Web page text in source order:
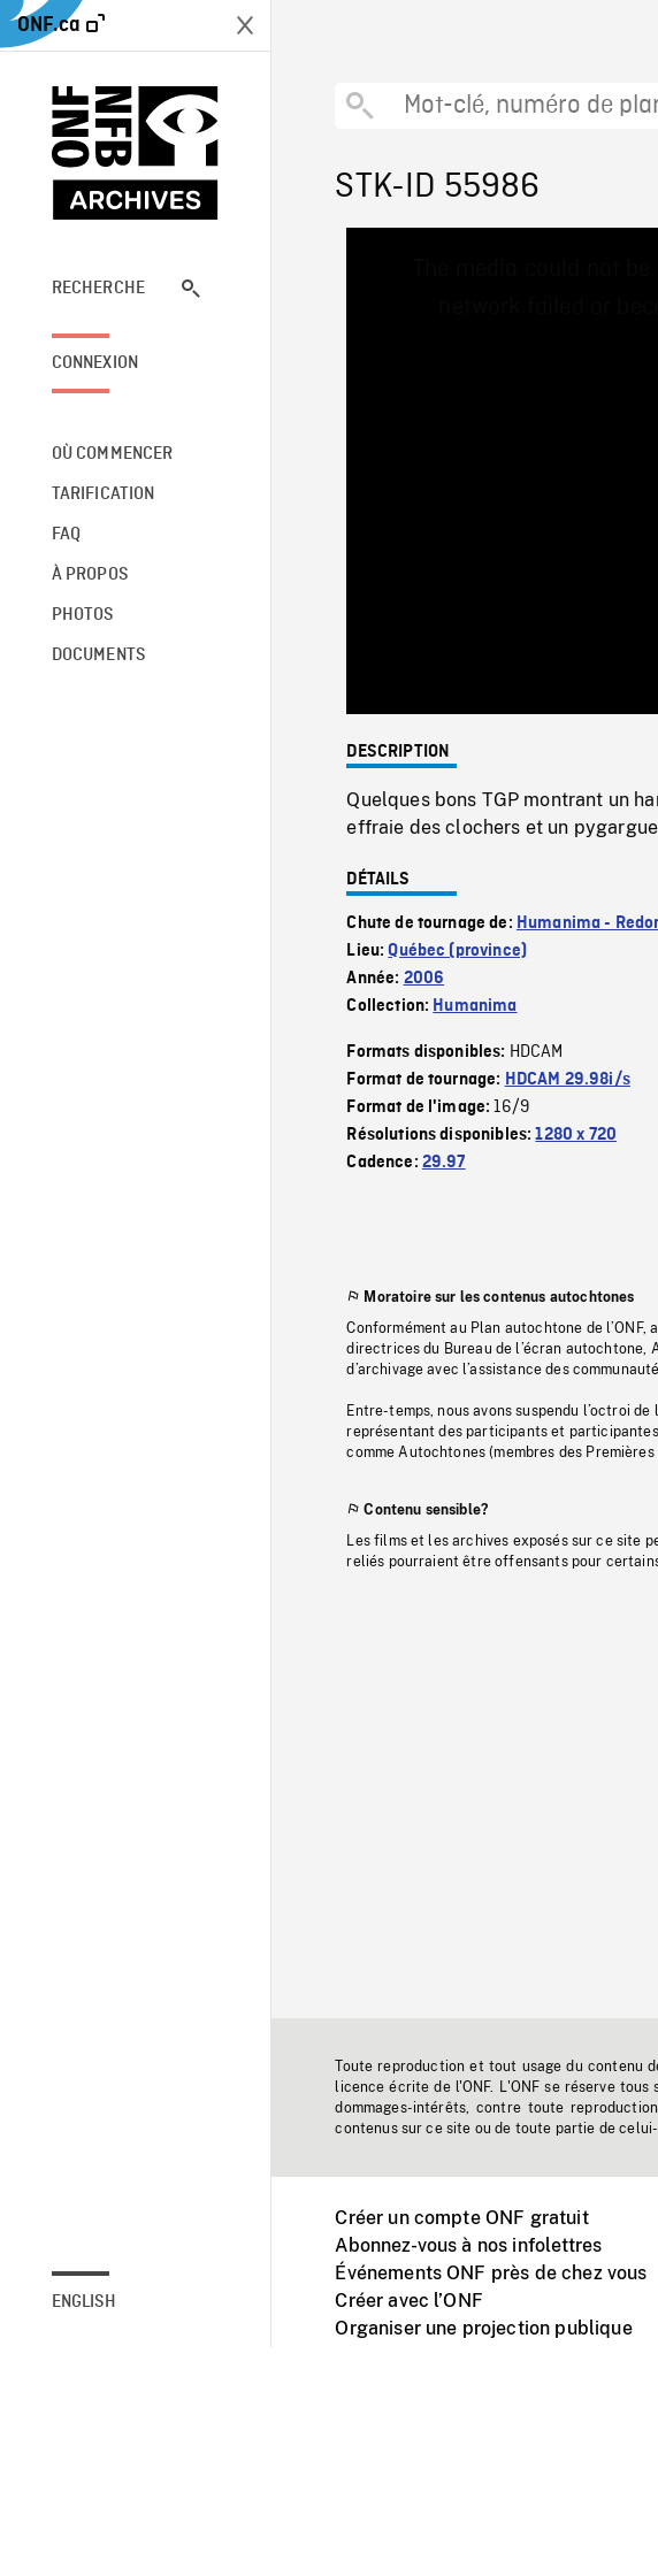
ONF.ca
RECHERCHE
CONNEXION
OÙ COMMENCER
TARIFICATION
FAQ
À PROPOS
PHOTOS
DOCUMENTS
ENGLISH
STK-ID 55986
DESCRIPTION
Quelques bons TGP montrant un
effraie des clochers et un
DÉTAILS
Chute de tournage de: Humanima -
Lieu:Québec (province)
Année: 2006
Collection: Humanima
Formats disponibles: HDCAM
Format de tournage: HDCAM 29.98i/s
Format de l'image:16/9
Résolutions disponibles:1280 x 720
Cadence: 29.97
Moratoire sur les contenus autochtones
Conformément au Plan autochtone de
directrices du Bureau de l’écran autochtone,
d’archivage avec l’assistance des
Entre-temps, nous avons suspendu l’octroi
représentant des participants et
comme Autochtones (membres des
Contenu sensible?
Les films et les archives exposés sur ce site
reliés pourraient être offensants pour
Toute reproduction et tout usage du contenu
licence écrite de l'ONF. L'ONF se réserve
dommages-intérêts, contre toute
contenus sur ce site ou de toute partie de
Créer un compte ONF gratuit
Abonnez-vous à nos infolettres
Événements ONF près de chez vous
Créer avec l’ONF
Organiser une projection publique